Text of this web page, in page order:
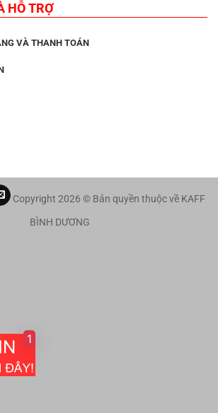
HỖ TRỢ
VÀ THANH TOÁN
Copyright 2026 © Bản quyền thuộc về KAFF
BÌNH DƯƠNG
1